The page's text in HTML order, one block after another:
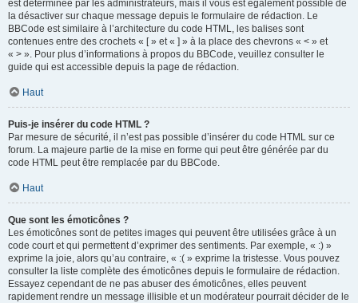
est déterminée par les administrateurs, mais il vous est également possible de
la désactiver sur chaque message depuis le formulaire de rédaction. Le
BBCode est similaire à l’architecture du code HTML, les balises sont
contenues entre des crochets « [ » et « ] » à la place des chevrons « < » et
« > ». Pour plus d’informations à propos du BBCode, veuillez consulter le
guide qui est accessible depuis la page de rédaction.
Haut
Puis-je insérer du code HTML ?
Par mesure de sécurité, il n’est pas possible d’insérer du code HTML sur ce
forum. La majeure partie de la mise en forme qui peut être générée par du
code HTML peut être remplacée par du BBCode.
Haut
Que sont les émoticônes ?
Les émoticônes sont de petites images qui peuvent être utilisées grâce à un
code court et qui permettent d’exprimer des sentiments. Par exemple, « :) »
exprime la joie, alors qu’au contraire, « :( » exprime la tristesse. Vous pouvez
consulter la liste complète des émoticônes depuis le formulaire de rédaction.
Essayez cependant de ne pas abuser des émoticônes, elles peuvent
rapidement rendre un message illisible et un modérateur pourrait décider de le